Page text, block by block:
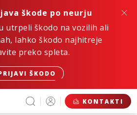
škode po neurju
utrpeli škodo na vozilih ali
lahko škodo najhitreje
preko spleta.
ŠKODO
KONTAKTI